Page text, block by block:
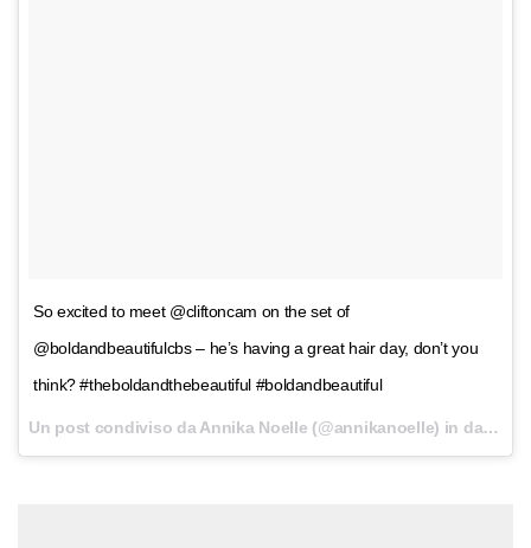
So excited to meet @cliftoncam on the set of
@boldandbeautifulcbs – he’s having a great hair day, don’t you
think? #theboldandthebeautiful #boldandbeautiful
Un post condiviso da Annika Noelle (@annikanoelle) in data: